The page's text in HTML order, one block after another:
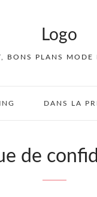
BONS PLANS MODE
DANS LA
de